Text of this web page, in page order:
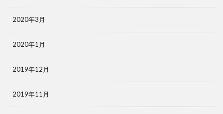
2020年3月
2020年1月
2019年12月
2019年11月